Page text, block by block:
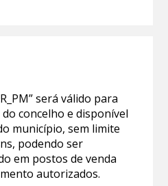
será válido para
concelho e disponível
município, sem limite
podendo ser
em postos de venda
autorizados.